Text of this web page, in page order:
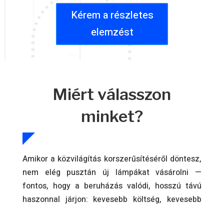
Kérem a részletes
elemzést
Miért válasszon
minket?
Amikor a közvilágítás korszerűsítéséről döntesz,
nem elég pusztán új lámpákat vásárolni —
fontos, hogy a beruházás valódi, hosszú távú
haszonnal járjon: kevesebb költség, kevesebb